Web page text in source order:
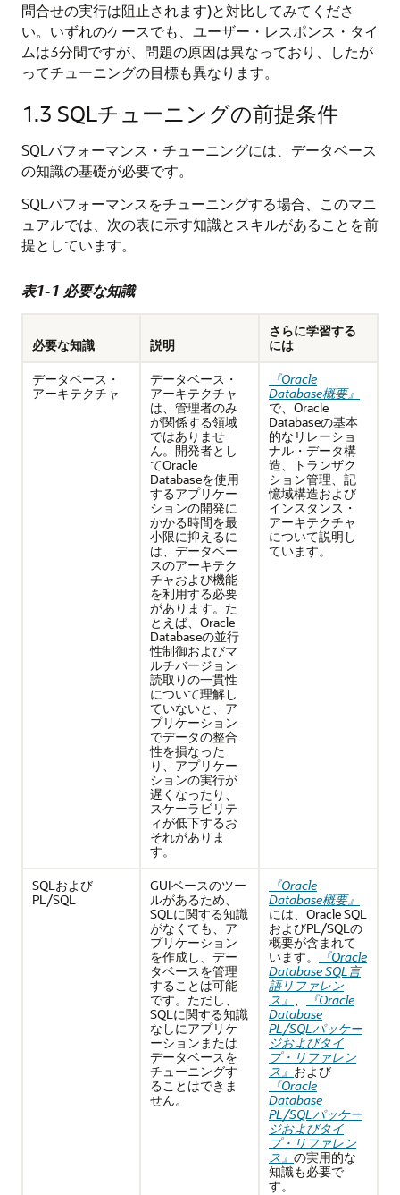
問合せの実行は阻止されます)と対比してみてくださ
い。いずれのケースでも、ユーザー・レスポンス・タイ
ムは3分間ですが、問題の原因は異なっており、したが
ってチューニングの目標も異なります。
1.3 SQLチューニングの前提条件
SQLパフォーマンス・チューニングには、データベース
の知識の基礎が必要です。
SQLパフォーマンスをチューニングする場合、このマニ
ュアルでは、次の表に示す知識とスキルがあることを前
提としています。
表1-1 必要な知識
必要な知識 説明
さらに学習する
には
データベース・
アーキテクチャ
データベース・
アーキテクチャ
は、管理者のみ
が関係する領域
ではありませ
ん。開発者とし
てOracle
Databaseを使用
するアプリケー
ションの開発に
かかる時間を最
小限に抑えるに
は、データベー
スのアーキテク
チャおよび機能
を利用する必要
があります。た
とえば、Oracle
Databaseの並行
性制御およびマ
ルチバージョン
読取りの一貫性
について理解し
ていないと、ア
プリケーション
でデータの整合
性を損なった
り、アプリケー
ションの実行が
遅くなったり、
スケーラビリテ
ィが低下するお
それがありま
す。
『Oracle
Database概要』
で、Oracle
Databaseの基本
的なリレーショ
ナル・データ構
造、トランザク
ション管理、記
憶域構造および
インスタンス・
アーキテクチャ
について説明し
ています。
SQLおよび
PL/SQL
GUIベースのツー
ルがあるため、
SQLに関する知識
がなくても、ア
プリケーション
を作成し、デー
タベースを管理
することは可能
です。ただし、
SQLに関する知識
なしにアプリケ
ーションまたは
データベースを
チューニングす
ることはできま
せん。
『Oracle
Database概要』
には、Oracle SQL
およびPL/SQLの
概要が含まれて
います。
『Oracle
Database SQL言
語リファレン
ス』 、
『Oracle
Database
PL/SQLパッケー
ジおよびタイ
プ・リファレン
ス』 および
『Oracle
Database
PL/SQLパッケー
ジおよびタイ
プ・リファレン
ス』 の実用的な
知識も必要で
す。